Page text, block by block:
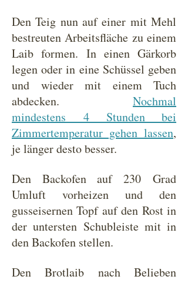
Den Teig nun auf einer mit Mehl
bestreuten Arbeitsfläche zu einem
Laib formen. In einen Gärkorb
legen oder in eine Schüssel geben
und wieder mit einem Tuch
abdecken. Nochmal
mindestens 4 Stunden bei
Zimmertemperatur gehen lassen,
je länger desto besser.
Den Backofen auf 230 Grad
Umluft vorheizen und den
gusseisernen Topf auf den Rost in
der untersten Schubleiste mit in
den Backofen stellen.
Den Brotlaib nach Belieben